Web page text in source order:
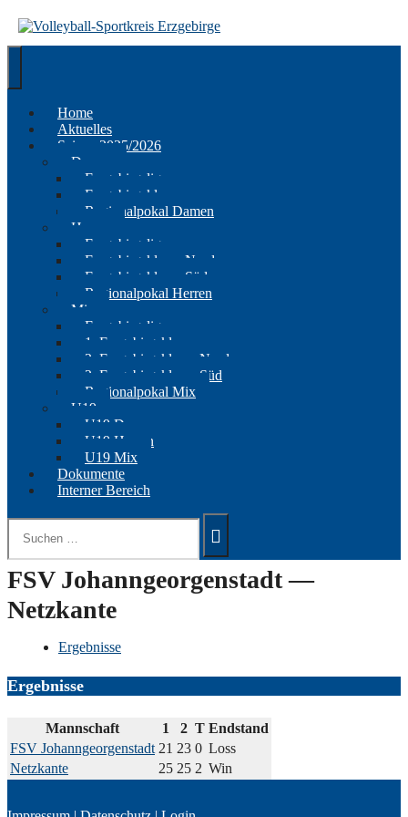
zum
Inhalt
Home
Aktuelles
Saison 2025/2026
Damen
Erzgebirgsliga
Erzgebirgsklasse
Regionalpokal Damen
Herren
Erzgebirgsliga
Erzgebirgsklasse Nord
Erzgebirgsklasse Süd
Regionalpokal Herren
Mix
Erzgebirgsliga
1. Erzgebirgsklasse
2. Erzgebirgsklasse Nord
2. Erzgebirgsklasse Süd
Regionalpokal Mix
U19
U19 Damen
U19 Herren
U19 Mix
Dokumente
Interner Bereich
Suchen
nach:
FSV Johanngeorgenstadt —
Netzkante
Ergebnisse
Ergebnisse
Mannschaft 1 2 T Endstand
FSV Johanngeorgenstadt 21 23 0 Loss
Netzkante
25 25 2 Win